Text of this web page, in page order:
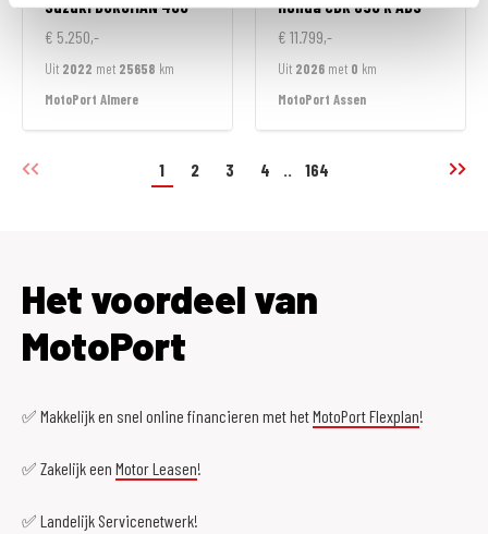
SuzukiBURGMAN 400
€ 5.250,-
Uit 2022 met 25658 km
MotoPort Almere
HondaCBR 650 R ABS
€ 11.799,-
Uit 2026 met 0 km
MotoPort Assen
1 2 3 4 .. 164
Het voordeel van
MotoPort
✅ Makkelijk en snel online financieren met hetMotoPort Flexplan!
✅ Zakelijk een Motor Leasen!
✅ Landelijk Servicenetwerk!